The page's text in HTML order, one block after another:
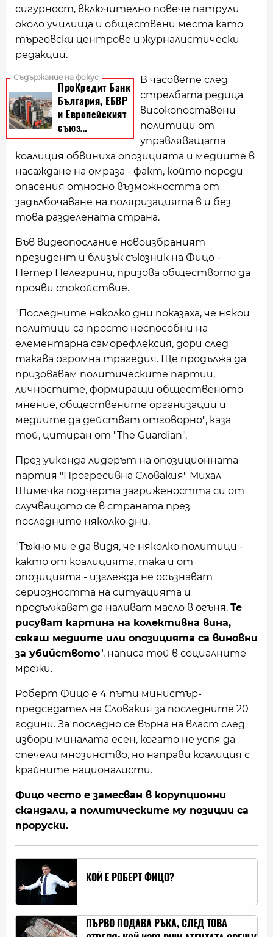
сигурност, включително повече патрули
около училища и обществени места като
търговски центрове и журналистически
редакции.
В часовете след
стрелбата редица
високопоставени
политици от
управляващата
коалиция обвиниха опозицията и медиите в
насаждане на омраза - факт, който породи
опасения относно възможността от
задълбочаване на поляризацията в и без
това разделената страна.
Във видеопослание новоизбраният
президент и близък съюзник на Фицо -
Петер Пелегрини, призова обществото да
прояви спокойствие.
"Последните няколко дни показаха, че някои
политици са просто неспособни на
елементарна саморефлексия, дори след
такава огромна трагедия. Ще продължа да
призовавам политическите партии,
личностите, формиращи общественото
мнение, обществените организации и
медиите да действат отговорно", каза
той, цитиран от "The Guardian".
През уикенда лидерът на опозиционната
партия "Прогресивна Словакия" Михал
Шимечка подчерта загрижеността си от
случващото се в страната през
последните няколко дни.
"Тъжно ми е да видя, че няколко политици -
както от коалицията, така и от
опозицията - изглежда не осъзнават
сериозността на ситуацията и
продължават да наливат масло в огъня. Те
рисуват картина на колективна вина,
сякаш медиите или опозицията са виновни
за убийството", написа той в социалните
мрежи.
Роберт Фицо е 4 пъти министър-
председател на Словакия за последните 20
години. За последно се върна на власт след
избори миналата есен, когато не успя да
спечели мнозинство, но направи коалиция с
крайните националисти.
Фицо често е замесван в корупционни
скандали, а политическите му позиции са
проруски.
КОЙ Е РОБЕРТ ФИЦО?
ПЪРВО ПОДАВА РЪКА, СЛЕД ТОВА